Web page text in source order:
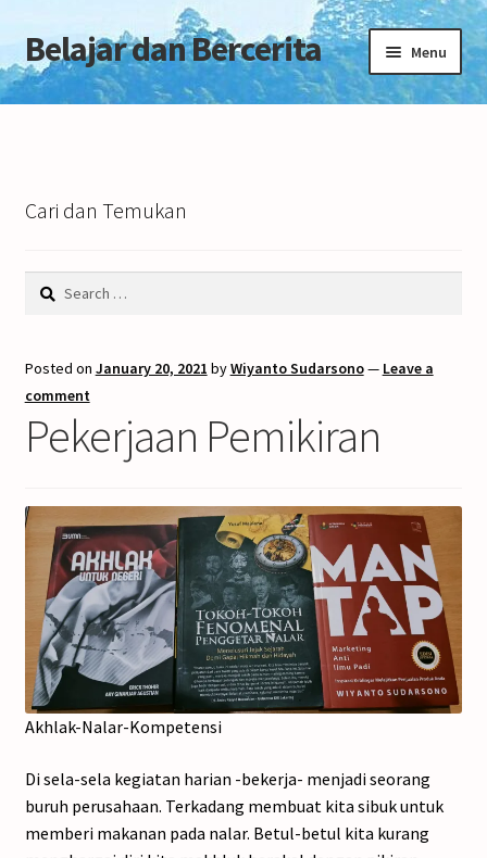
Skip
to
navigation
Skip
to
Belajar dan Bercerita Menu
Home
Cari dan Temukan
Search
Posted on January 20, 2021 byWiyanto Sudarsono— Leave a
comment
Pekerjaan Pemikiran
Akhlak-Nalar-Kompetensi
Di sela-sela kegiatan harian -bekerja- menjadi seorang
buruh perusahaan. Terkadang membuat kita sibuk untuk
memberi makanan pada nalar. Betul-betul kita kurang